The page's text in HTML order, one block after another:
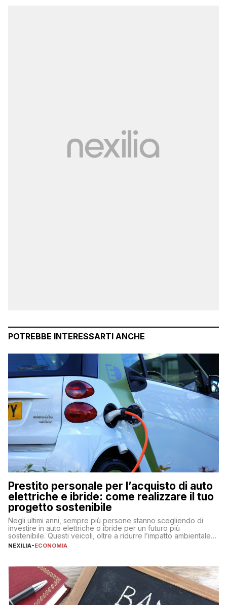
POTREBBE INTERESSARTI ANCHE
Prestito personale per l’acquisto di auto
elettriche e ibride: come realizzare il tuo
progetto sostenibile
Negli ultimi anni, sempre più persone stanno scegliendo di
investire in auto elettriche o ibride per un futuro più
sostenibile. Questi veicoli, oltre a ridurre l’impatto ambientale,
offrono vantaggi economici a lungo termine, come minori costi
fare se non […]
NEXILIA-ECONOMIA